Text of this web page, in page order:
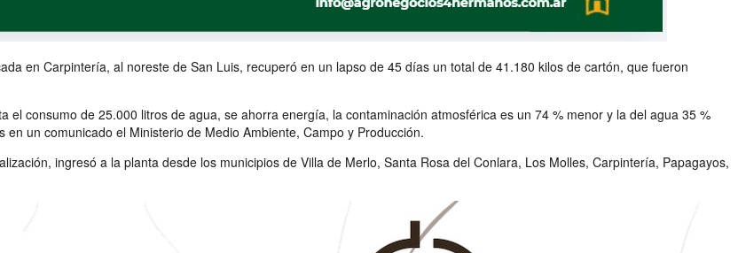
en Carpintería, al noreste de San Luis, recuperó en un lapso de 45 días un total de 41.180 kilos de cartón, que fueron
consumo de 25.000 litros de agua, se ahorra energía, la contaminación atmosférica es un 74 % menor y la del agua 35 %
un comunicado el Ministerio de Medio Ambiente, Campo y Producción.
ingresó a la planta desde los municipios de Villa de Merlo, Santa Rosa del Conlara, Los Molles, Carpintería, Papagayos,